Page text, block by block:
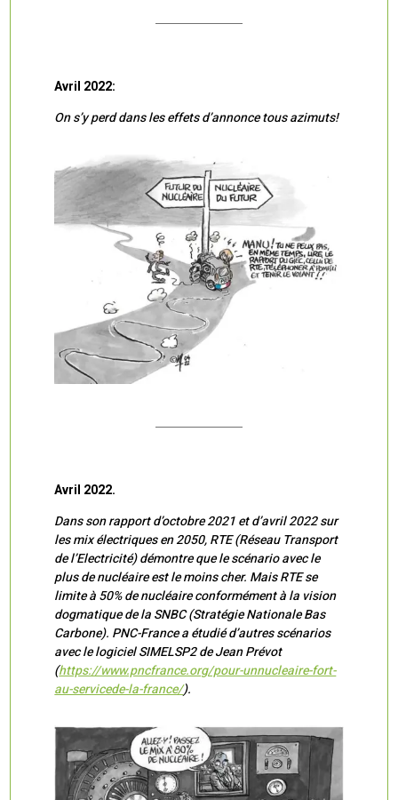
Avril 2022:
On s’y perd dans les effets d’annonce tous azimuts!
Avril 2022.
Dans son rapport d’octobre 2021 et d’avril 2022 sur
les mix électriques en 2050, RTE (Réseau Transport
de l’Electricité) démontre que le scénario avec le
plus de nucléaire est le moins cher. Mais RTE se
limite à 50% de nucléaire conformément à la vision
dogmatique de la SNBC (Stratégie Nationale Bas
Carbone). PNC-France a étudié d’autres scénarios
avec le logiciel SIMELSP2 de Jean Prévot
(https://www.pncfrance.org/pour-unnucleaire-fort-
au-servicede-la-france/).